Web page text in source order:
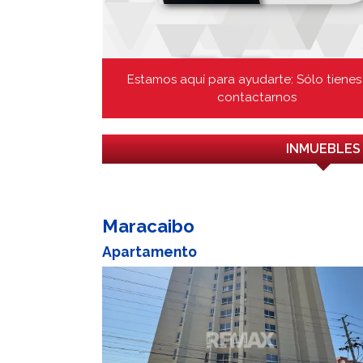
Estamos aquí para ayudarte: Sólo
contactarnos
INMUEBLES
Maracaibo
Apartamento